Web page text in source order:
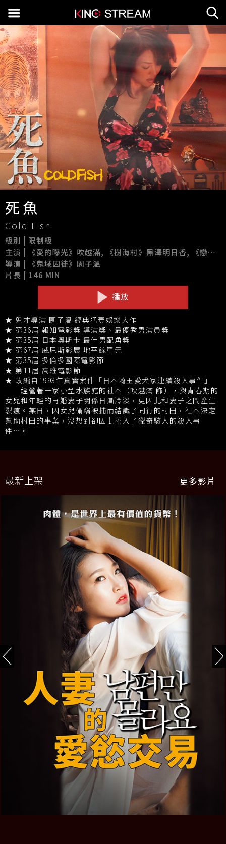
死魚
Cold Fish
級別 | 限制級
主演 | 《愛的曝光》吹越滿, 《樹海村》黑澤明日香, 《戀之罪》神樂坂惠, 《靠北少女》緒方義博
導演 | 《鬼域囚徒》園子溫
片長 | 146 MIN
播放
★ 鬼才導演 園子溫 經典猛毒娛樂大作
★ 第36屆 報知電影獎 導演獎、最優秀男演員獎
★ 第35屆 日本奧斯卡 最佳男配角獎
★ 第67屆 威尼斯影展 地平線單元
★ 第35屆 多倫多國際電影節
★ 第11屆 高雄電影節
★ 改編自1993年真實案件「日本埼玉愛犬家連續殺人事件」
經營著一家小型水族館的社本（吹越滿 飾），與青春期的
女兒和年輕的再婚妻子關係日漸冷淡，更因此和妻子之間產生
裂痕。某日，因女兒偷竊被捕而結識了同行的村田，社本決定
幫助村田的事業，沒想到卻因此捲入了獵奇駭人的殺人事
件…。
最新上架 更多影片